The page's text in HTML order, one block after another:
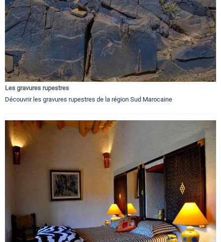
Les gravures rupestres
Découvrir les gravures rupestres de la région Sud Marocaine